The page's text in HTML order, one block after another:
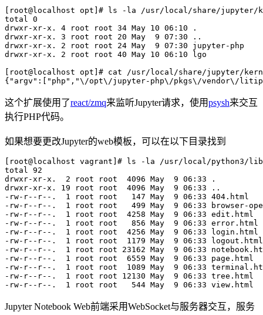
[root@localhost opt]# ls -la /usr/local/share/jupyter/
total 0
drwxr-xr-x. 4 root root 34 May 10 06:10 .
drwxr-xr-x. 3 root root 20 May  9 07:30 ..
drwxr-xr-x. 2 root root 24 May  9 07:30 jupyter-php
drwxr-xr-x. 2 root root 40 May 10 06:10 lgo
[root@localhost opt]# cat /usr/local/share/jupyter/
这个扩展使用了react/zmq来监听Jupyter请求，使用psysh来交互
执行PHP代码。
如果想要更改Jupyter的web模板，可以在以下目录找到
[root@localhost vagrant]# ls -la /usr/local/python3/lib/
total 92
drwxr-xr-x.  2 root root  4096 May  9 06:33 .
drwxr-xr-x. 19 root root  4096 May  9 06:33 ..
-rw-r--r--.  1 root root   147 May  9 06:33 404.html
-rw-r--r--.  1 root root   499 May  9 06:33 browser-
-rw-r--r--.  1 root root  4258 May  9 06:33 edit.html
-rw-r--r--.  1 root root   856 May  9 06:33 error.html
-rw-r--r--.  1 root root  4256 May  9 06:33 login.html
-rw-r--r--.  1 root root  1179 May  9 06:33 logout.html
-rw-r--r--.  1 root root 23162 May  9 06:33
-rw-r--r--.  1 root root  6559 May  9 06:33 page.html
-rw-r--r--.  1 root root  1089 May  9 06:33
-rw-r--r--.  1 root root 12130 May  9 06:33 tree.html
Jupyter Notebook Web前端采用WebSocket与服务器交互，服务